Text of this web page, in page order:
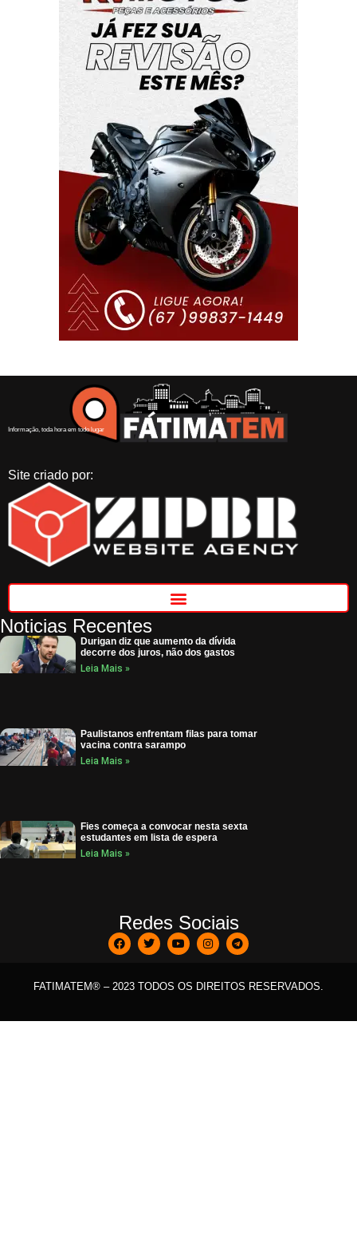
Informação, toda hora em todo lugar
Site criado por:
Noticias Recentes
Durigan diz que aumento da dívida
decorre dos juros, não dos gastos
Leia Mais »
Paulistanos enfrentam filas para tomar
vacina contra sarampo
Leia Mais »
Fies começa a convocar nesta sexta
estudantes em lista de espera
Leia Mais »
Redes Sociais
FATIMATEM® – 2023 TODOS OS DIREITOS RESERVADOS.